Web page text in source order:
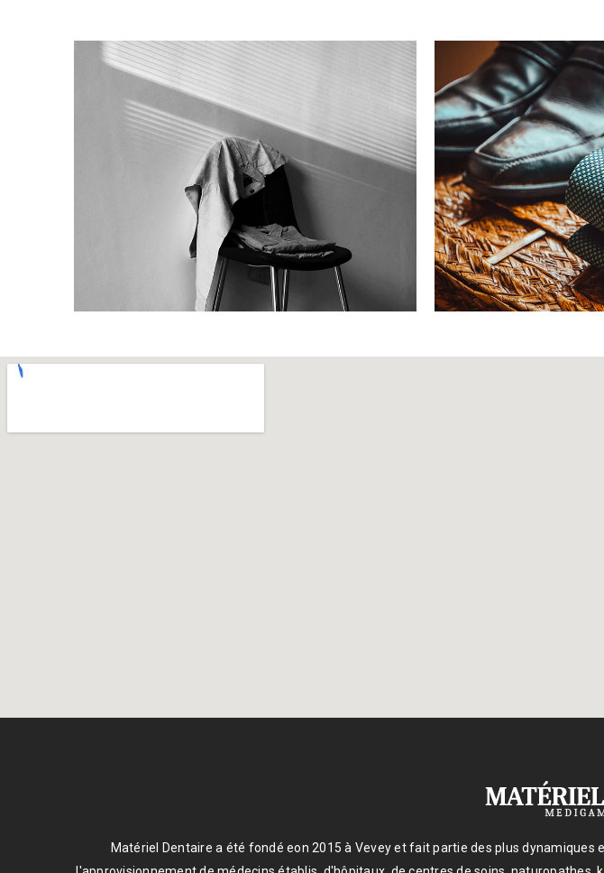
Matériel Dentaire a été fondé eon 2015 à Vevey et fait partie des plus